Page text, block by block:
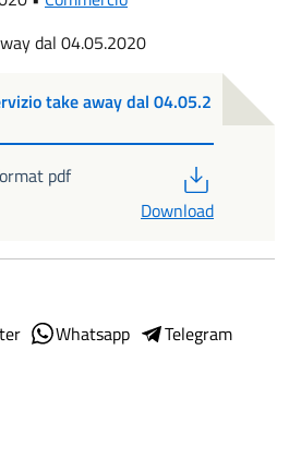
dal 04.05.2020
take away dal 04.05.2
pdf
Download
Whatsapp
Telegram